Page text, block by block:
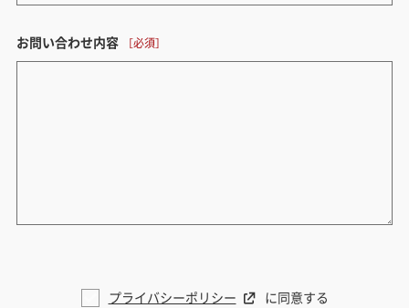
お問い合わせ内容
プライバシーポリシー に同意する